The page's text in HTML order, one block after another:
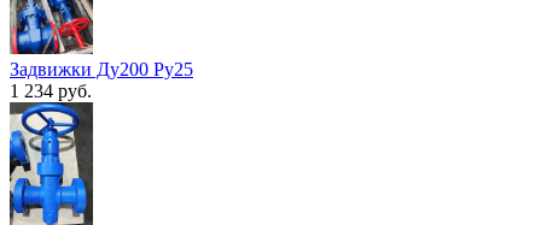
Задвижки Ду200 Ру25
1 234 руб.